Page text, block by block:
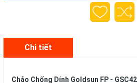
Chi tiết
Chảo Chống Dính Goldsun FP -